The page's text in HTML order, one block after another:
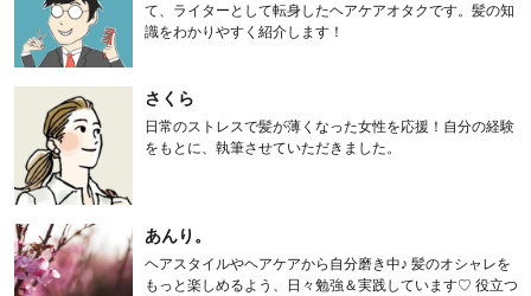
て、ライターとして転身したヘアケアオタクです。髪の知
識をわかりやすく紹介します！
さくら
日常のストレスで髪が薄くなった女性を応援！自分の経験
をもとに、執筆させていただきました。
あんり。
ヘアスタイルやヘアケアから自分磨き中♪ 髪のオシャレを
もっと楽しめるよう、日々勉強＆実践しています♡ 役立つ